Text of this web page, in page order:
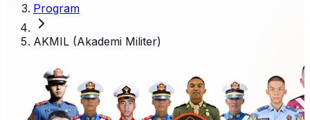
Program
AKMIL (Akademi Militer)